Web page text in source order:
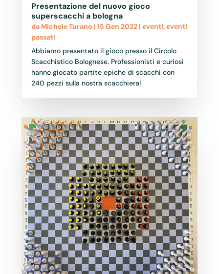
Presentazione del nuovo gioco
superscacchi a bologna
da Michele Turano | 15 Gen 2022| eventi,eventi
passati
Abbiamo presentato il gioco presso il Circolo
Scacchistico Bolognese. Professionisti e curiosi
hanno giocato partite epiche di scacchi con
240 pezzi sulla nostra scacchiera!